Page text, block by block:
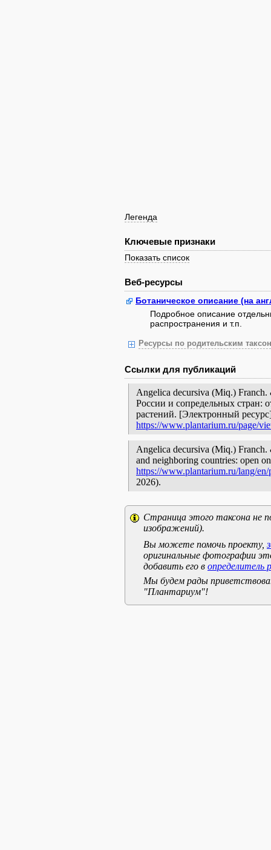
Легенда
Ключевые признаки
Показать список
Веб-ресурсы
Ботаническое описание (на
Подробное описание
распространения и т.п.
Ресурсы по родительским
Ссылки для публикаций
Angelica decursiva (Miq.)
России и сопредельных стран:
растений. [Электронный
https://www.plantarium.ru/page/
Angelica decursiva (Miq.) Franch.
and neighboring countries: open
https://www.plantarium.ru/lang/
2026).
Страница этого таксона не
изображений).
Вы можете помочь проекту,
оригинальные фотографии
добавить его в определитель
Мы будем рады
"Плантариум"!